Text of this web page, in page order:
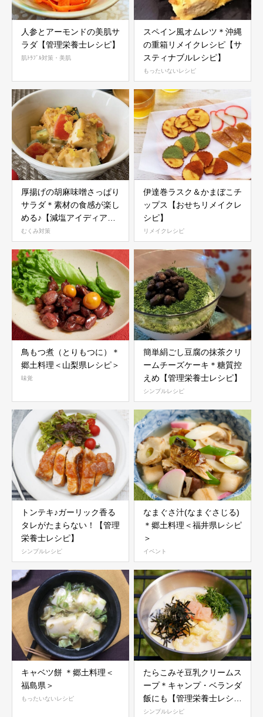
人参とアーモンドの美肌サ
ラダ【管理栄養士レシピ】
肌ﾄﾗﾌﾞﾙ対策・美肌
スペイン風オムレツ＊沖縄
の重箱リメイクレシピ【サ
スティナブルレシピ】
もったいないレシピ
厚揚げの胡麻味噌さっぱり
サラダ＊素材の食感が楽し
める♪【減塩アイディアレ
シピ】
むくみ対策
伊達巻ラスク＆かまぼこチ
ップス【おせちリメイクレ
シピ】
リメイクレシピ
鳥もつ煮（とりもつに）＊
郷土料理＜山梨県レシピ＞
味覚
簡単絹ごし豆腐の抹茶クリ
ームチーズケーキ＊糖質控
えめ【管理栄養士レシピ】
シンプルレシピ
トンテキ♪ガーリック香る
タレがたまらない！【管理
栄養士レシピ】
シンプルレシピ
なまぐさ汁(なまぐさじる)
＊郷土料理＜福井県レシピ
＞
イベント
キャベツ餅 ＊郷土料理＜
福島県＞
もったいないレシピ
たらこみそ豆乳クリームス
ープ＊キャンプ・ベランダ
飯にも【管理栄養士レシ
ピ】
シンプルレシピ